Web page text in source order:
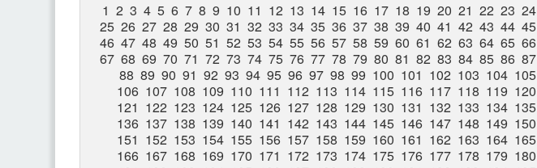
1 2 3 4 5 6 7 8 9 10 11 12 13 14 15 16 17 18 19 20 21 22 23 24
25 26 27 28 29 30 31 32 33 34 35 36 37 38 39 40 41 42 43 44 45
46 47 48 49 50 51 52 53 54 55 56 57 58 59 60 61 62 63 64 65 66
67 68 69 70 71 72 73 74 75 76 77 78 79 80 81 82 83 84 85 86 87
88 89 90 91 92 93 94 95 96 97 98 99 100 101 102 103 104 105
106 107 108 109 110 111 112 113 114 115 116 117 118 119 120
121 122 123 124 125 126 127 128 129 130 131 132 133 134 135
136 137 138 139 140 141 142 143 144 145 146 147 148 149 150
151 152 153 154 155 156 157 158 159 160 161 162 163 164 165
166 167 168 169 170 171 172 173 174 175 176 177 178 179 180